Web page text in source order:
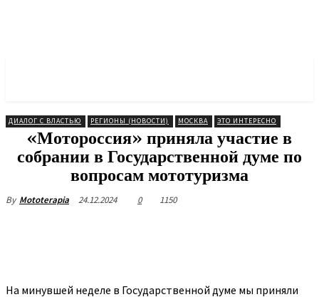
ДИАЛОГ С ВЛАСТЬЮ РЕГИОНЫ (НОВОСТИ) МОСКВА ЭТО ИНТЕРЕСНО
«Мотороссия» приняла участие в
собрании в Государственной думе по
вопросам мототуризма
By Mototerapia 24.12.2024 0 1150
На минувшей неделе в Государственной думе мы приняли